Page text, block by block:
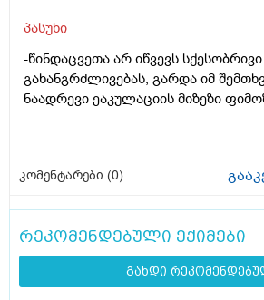
პასუხი
-წინდაცვეთა არ იწვევს
გახანგრძლივებას, გარდა იმ
ნაადრევი ეაკულაციის მიზეზი
კომენტარები (0)
რეკომენდებული ექიმები
გახდი